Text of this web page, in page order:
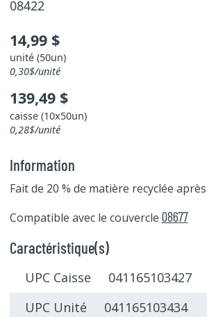
08422
14,99 $
unité (50un)
0,30$/unité
139,49 $
caisse (10x50un)
0,28$/unité
Information
Fait de 20 % de matière recyclée
Compatible avec le couvercle 08677
Caractéristique(s)
UPC Caisse 041165103427
UPC Unité 041165103434